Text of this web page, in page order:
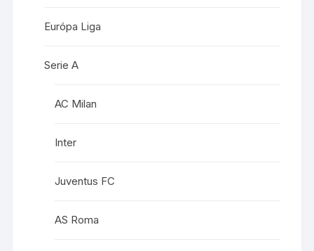
Európa Liga
Serie A
AC Milan
Inter
Juventus FC
AS Roma